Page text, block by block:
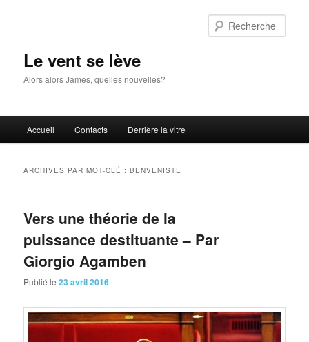
Le vent se lève
Alors alors James, quelles nouvelles?
principal
Accueil Contacts Derrière la vitre
ARCHIVES PAR MOT-CLÉ :BENVENISTE
Vers une théorie de la
puissance destituante – Par
Giorgio Agamben
Publié le23 avril 2016